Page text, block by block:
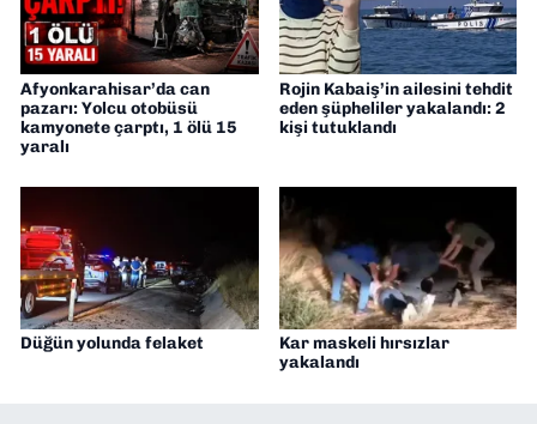
Afyonkarahisar’da can
pazarı: Yolcu otobüsü
kamyonete çarptı, 1 ölü 15
yaralı
Rojin Kabaiş’in ailesini tehdit
eden şüpheliler yakalandı: 2
kişi tutuklandı
Düğün yolunda felaket
Kar maskeli hırsızlar
yakalandı